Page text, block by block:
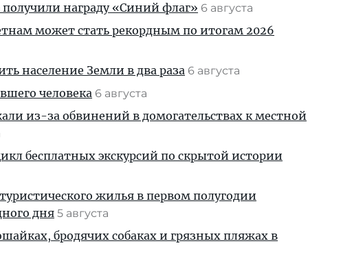
награду «Синий флаг» 6 августа
может стать рекордным по итогам 2026
население Земли в два раза 6 августа
человека 6 августа
из-за обвинений в домогательствах к местной
бесплатных экскурсий по скрытой истории
жилья в первом полугодии
дня 5 августа
бродячих собаках и грязных пляжах в